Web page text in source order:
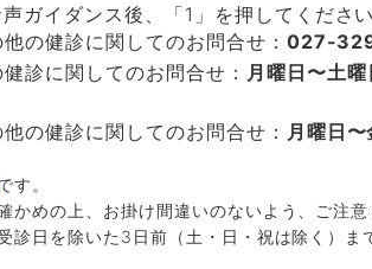
ス後、「1」を押してください
に関してのお問合せ： 027-
診に関してのお問合せ： 月曜日〜土
に関してのお問合せ： 月曜日
す。
かめの上、お掛け間違いのないよう、ご注意
診日を除いた3日前（土・日・祝は除く）ま